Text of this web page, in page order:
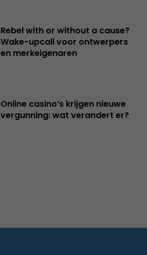
Rebel with or without a cause?
Wake-upcall voor ontwerpers
en merkeigenaren
Online casino’s krijgen nieuwe
vergunning: wat verandert er?